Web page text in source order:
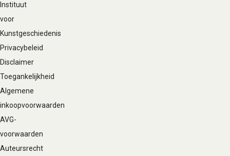
Instituut
voor
Kunstgeschiedenis
Privacybeleid
Disclaimer
Toegankelijkheid
Algemene
inkoopvoorwaarden
AVG-
voorwaarden
Auteursrecht